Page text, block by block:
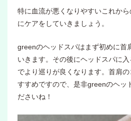
特に血流が悪くなりやすいこれか
にケアをしていきましょう。
greenのヘッドスパはまず初めに首
いきます。その後にヘッドスパに
でより巡りが良くなります。首肩
すすめですので、是非greenのヘッ
ださいね！